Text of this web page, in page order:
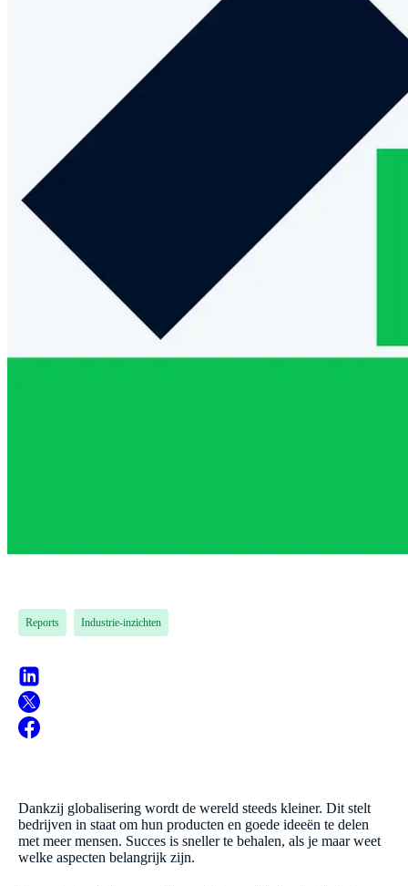
Reports Industrie-inzichten
Dankzij globalisering wordt de wereld steeds kleiner. Dit stelt
bedrijven in staat om hun producten en goede ideeën te delen
met meer mensen. Succes is sneller te behalen, als je maar weet
welke aspecten belangrijk zijn.